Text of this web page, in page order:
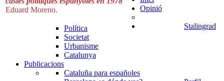
Eduard Moreno.
Opinió
Política
Societat
Urbanisme
Catalunya
Stalingrad
Publicacions
Cataluña para españoles